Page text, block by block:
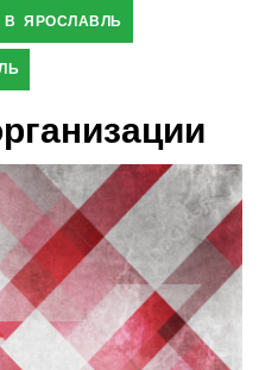
В ЯРОСЛАВЛЬ